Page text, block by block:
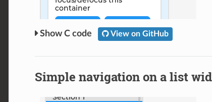
C code View on GitHub
Simple navigation on a list